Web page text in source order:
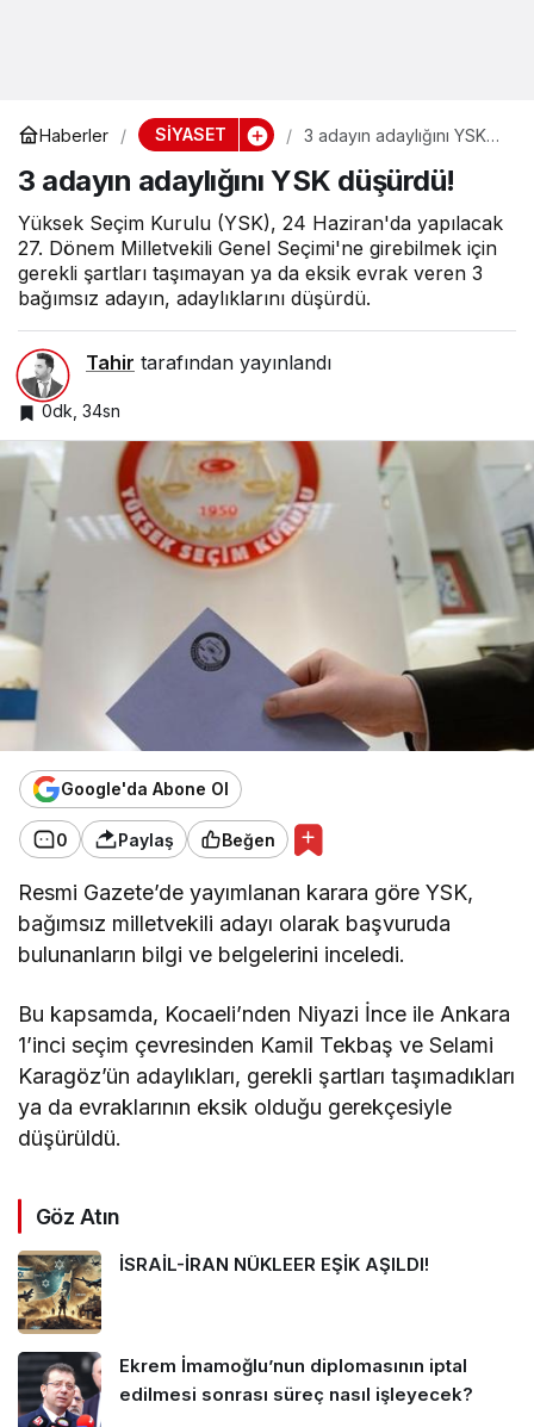
Haberler SİYASET
3 adayın adaylığını YSK
3 adayın adaylığını YSK düşürdü!
Yüksek Seçim Kurulu (YSK), 24 Haziran'da yapılacak
27. Dönem Milletvekili Genel Seçimi'ne girebilmek için
gerekli şartları taşımayan ya da eksik evrak veren 3
bağımsız adayın, adaylıklarını düşürdü.
Tahir tarafından yayınlandı
0dk, 34sn
Google'da Abone Ol
0 Paylaş Beğen
Resmi Gazete’de yayımlanan karara göre YSK,
bağımsız milletvekili adayı olarak başvuruda
bulunanların bilgi ve belgelerini inceledi.
Bu kapsamda, Kocaeli’nden Niyazi İnce ile Ankara
1’inci seçim çevresinden Kamil Tekbaş ve Selami
Karagöz’ün adaylıkları, gerekli şartları taşımadıkları
ya da evraklarının eksik olduğu gerekçesiyle
düşürüldü.
Göz Atın
İSRAİL-İRAN NÜKLEER EŞİK AŞILDI!
Ekrem İmamoğlu’nun diplomasının iptal
edilmesi sonrası süreç nasıl işleyecek?